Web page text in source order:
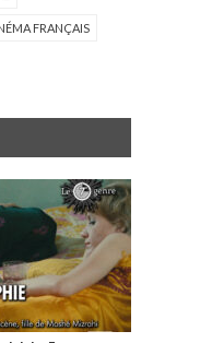
FRANÇAIS